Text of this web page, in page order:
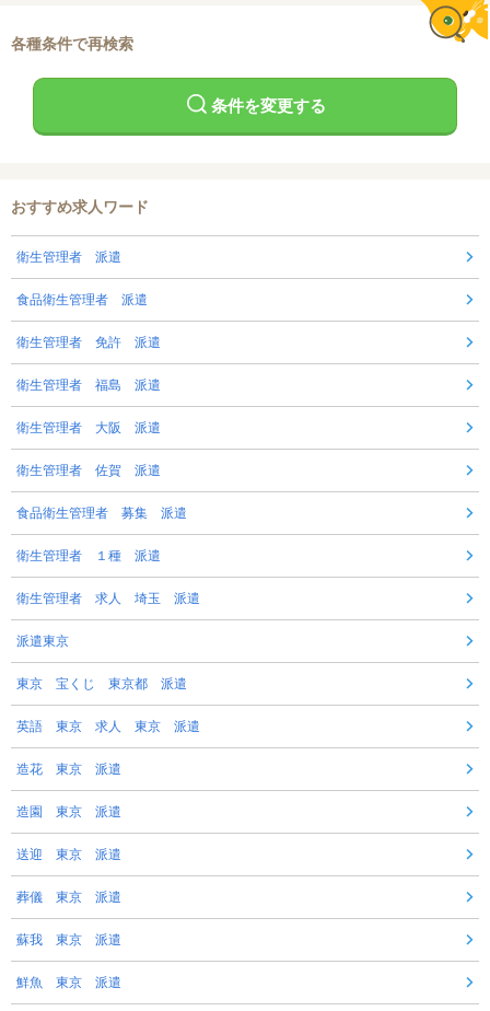
各種条件で再検索
条件を変更する
おすすめ求人ワード
衛生管理者 派遣
食品衛生管理者 派遣
衛生管理者 免許 派遣
衛生管理者 福島 派遣
衛生管理者 大阪 派遣
衛生管理者 佐賀 派遣
食品衛生管理者 募集 派遣
衛生管理者 １種 派遣
衛生管理者 求人 埼玉 派遣
派遣東京
東京 宝くじ 東京都 派遣
英語 東京 求人 東京 派遣
造花 東京 派遣
造園 東京 派遣
送迎 東京 派遣
葬儀 東京 派遣
蘇我 東京 派遣
鮮魚 東京 派遣